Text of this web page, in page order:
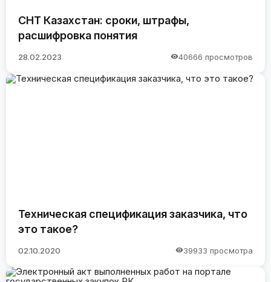
СНТ Казахстан: сроки, штрафы,
расшифровка понятия
28.02.2023 40666 просмотров
Техническая спецификация заказчика, что
это такое?
02.10.2020 39933 просмотра